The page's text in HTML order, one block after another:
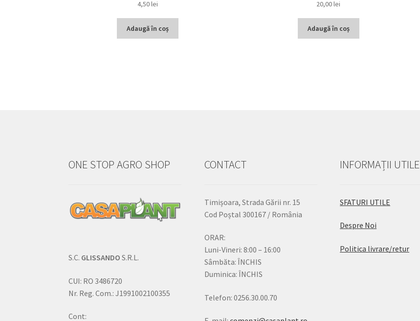
4,50lei
Adaugă în coș
20,00lei
Adaugă în coș
ONE STOP AGRO SHOP
S.C. GLISSANDO S.R.L.
CUI: RO 3486720
Nr. Reg. Com.: J1991002100355
Cont:
CONTACT
Timișoara, Strada Gării nr. 15
Cod Poștal 300167 / România
ORAR:
Luni-Vineri: 8:00 – 16:00
Sâmbăta: ÎNCHIS
Duminica: ÎNCHIS
Telefon: 0256.30.00.70
INFORMAȚII UTILE
SFATURI UTILE
Despre Noi
Politica livrare/retur